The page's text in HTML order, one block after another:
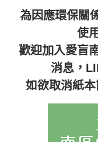
為因應環保關
使
歡迎加入愛盲
消息，
如欲取消紙本